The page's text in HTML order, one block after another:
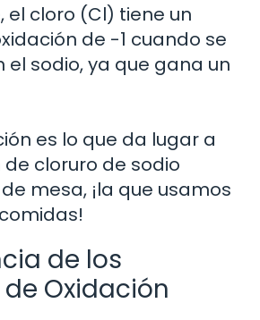
el cloro (Cl) tiene un
de -1 cuando se
el sodio, ya que gana un
es lo que da lugar a
cloruro de sodio
mesa, ¡la que usamos
de los
Oxidación